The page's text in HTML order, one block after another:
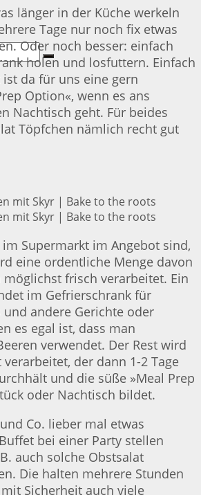
länger in der Küche werkeln
Tage nur noch fix etwas
Oder noch besser: einfach
holen und losfuttern. Einfach
da für uns eine gern
Option«, wenn es ans
Nachtisch geht. Für beides
Töpfchen nämlich recht gut
Supermarkt im Angebot sind,
eine ordentliche Menge davon
frisch verarbeitet. Ein
im Gefrierschrank für
andere Gerichte oder
es egal ist, dass man
verwendet. Der Rest wird
verarbeitet, der dann 1-2 Tage
und die süße »Meal Prep
oder Nachtisch bildet.
Co. lieber mal etwas
bei einer Party stellen
auch solche Obstsalat
Die halten mehrere Stunden
Sicherheit auch viele